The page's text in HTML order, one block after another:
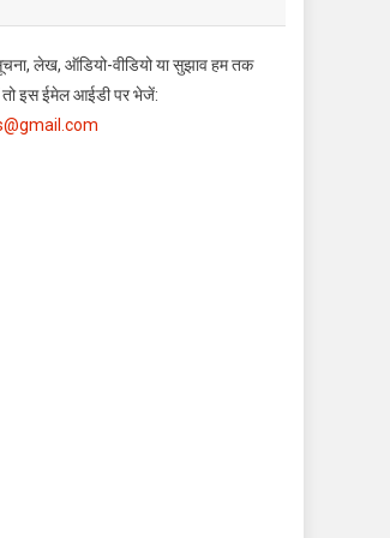
लेख, ऑडियो-वीडियो या सुझाव हम तक
तो इस ईमेल आईडी पर भेजें: